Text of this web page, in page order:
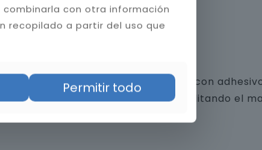
porcelánico y piedra natural con
mejorando la estética y facilitando el
con otra información
recopilado a partir del uso que
Permitir todo